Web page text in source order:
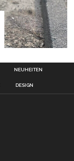
NEUHEITEN
DESIGN